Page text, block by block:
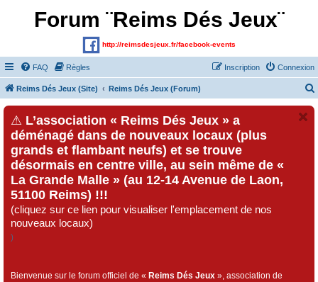
Forum ¨Reims Dés Jeux¨
http://reimsdesjeux.fr/facebook-events
FAQ Règles Connexion
Inscription
Reims Dés Jeux (Site) Reims Dés Jeux (Forum)
⚠ L’association « Reims Dés Jeux » a
déménagé dans de nouveaux locaux (plus
grands et flambant neufs) et se trouve
désormais en centre ville, au sein même de «
La Grande Malle » (au 12-14 Avenue de Laon,
51100 Reims) !!!
(cliquez sur ce lien pour visualiser l'emplacement de nos
nouveaux locaux)
)
Bienvenue sur le forum officiel de « Reims Dés Jeux », association de